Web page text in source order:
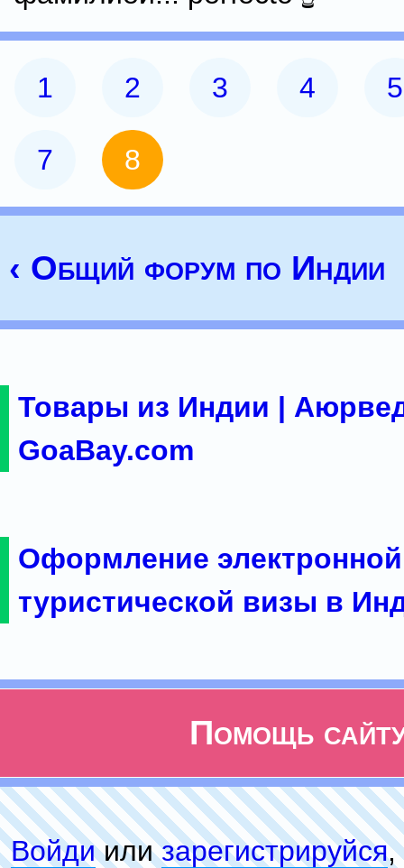
1 2 3 4 5
7 8
‹ Общий форум по Индии
Товары из Индии |
GoaBay.com
Оформление электронной
туристической визы в
Помощь
Войдиилизарeгиcтpируйся,